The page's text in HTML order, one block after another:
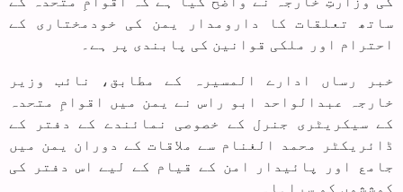
ساتھ تعلقات کا دارومدار یمن کی خودمختاری کے
احترام اور ملکی قوانین کی پابندی پر ہے۔
خبر رساں ادارے المسیرہ کے مطابق، نائب وزیر
خارجہ عبدالواحد ابو راس نے یمن میں اقوامِ متحدہ
کے سیکریٹری جنرل کے خصوصی نمائندے کے دفتر کے
ڈائریکٹر محمد الغنام سے ملاقات کے دوران یمن میں
جامع اور پائیدار امن کے قیام کے لیے اس دفتر کی
کوششوں کو سراہا۔